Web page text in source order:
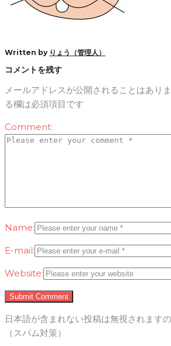
Written by りょう（管理人）
コメントを残す
メールアドレスが公開されることはありま
る欄は必須項目です
Comment:
Name:
E-mail:
Website:
日本語が含まれない投稿は無視されます
（スパム対策）